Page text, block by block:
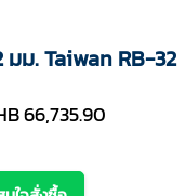
มม. Taiwan RB-32
66,735.90